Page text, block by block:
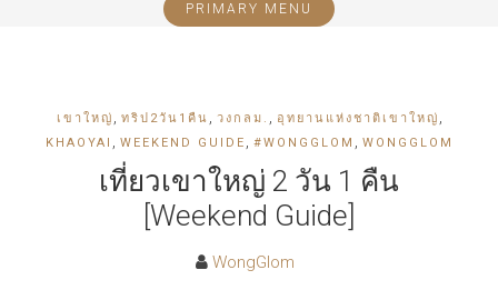
PRIMARY MENU
เขาใหญ่ , ทริป2วัน1คืน , วงกลม. , อุทยานแห่งชาติเขาใหญ่ ,
KHAOYAI , WEEKEND GUIDE , #WONGGLOM , WONGGLOM
เที่ยวเขาใหญ่ 2 วัน 1 คืน
[Weekend Guide]
WongGlom